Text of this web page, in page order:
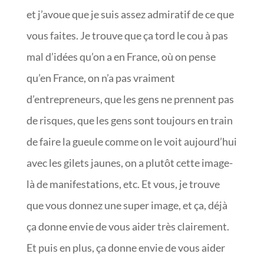
et j’avoue que je suis assez admiratif de ce que
vous faites. Je trouve que ça tord le cou à pas
mal d’idées qu’on a en France, où on pense
qu’en France, on n’a pas vraiment
d’entrepreneurs, que les gens ne prennent pas
de risques, que les gens sont toujours en train
de faire la gueule comme on le voit aujourd’hui
avec les gilets jaunes, on a plutôt cette image-
là de manifestations, etc. Et vous, je trouve
que vous donnez une super image, et ça, déjà
ça donne envie de vous aider très clairement.
Et puis en plus, ça donne envie de vous aider